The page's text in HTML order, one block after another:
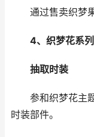
通过售卖织梦果
4、织梦花系
抽取时装
参和织梦花主题
时装部件。